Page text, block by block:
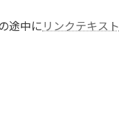
途中に リンクテキスト